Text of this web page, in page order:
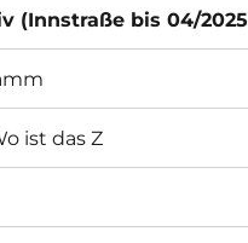
(Innstraße bis 04/2025
ist das Z